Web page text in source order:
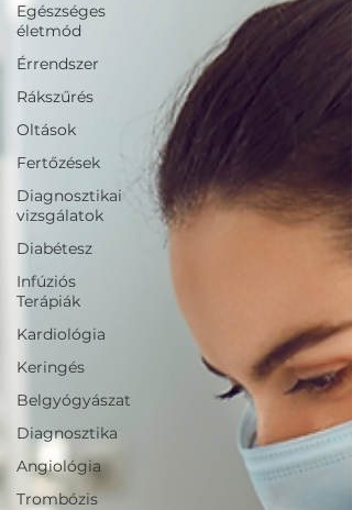
Egészséges
életmód
Érrendszer
Rákszűrés
Oltások
Fertőzések
Diagnosztikai
vizsgálatok
Diabétesz
Infúziós
Terápiák
Kardiológia
Keringés
Belgyógyászat
Diagnosztika
Angiológia
Trombózis